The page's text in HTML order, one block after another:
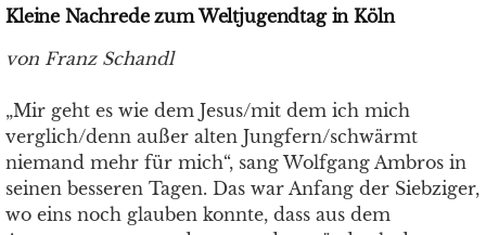
Kleine Nachrede zum Weltjugendtag in Köln
von Franz Schandl
„Mir geht es wie dem Jesus/mit dem ich mich
verglich/denn außer alten Jungfern/schwärmt
niemand mehr für mich“, sang Wolfgang Ambros in
seinen besseren Tagen. Das war Anfang der Siebziger,
wo eins noch glauben konnte, dass aus dem